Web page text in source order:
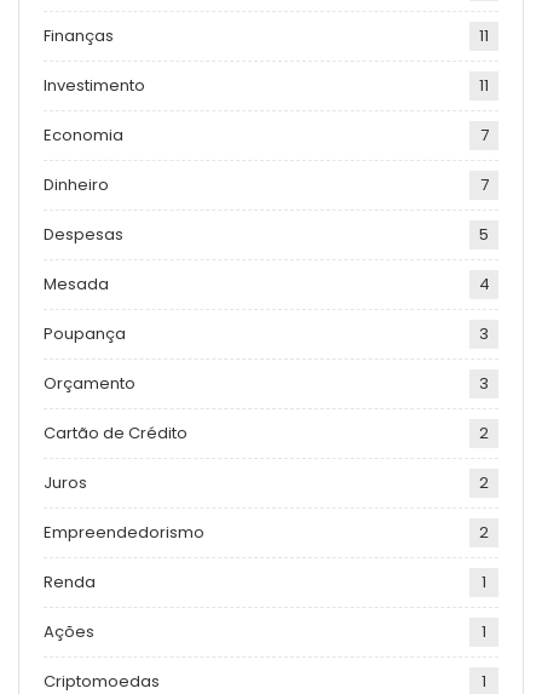
Finanças 11
Investimento 11
Economia 7
Dinheiro 7
Despesas 5
Mesada 4
Poupança 3
Orçamento 3
Cartão de Crédito 2
Juros 2
Empreendedorismo 2
Renda 1
Ações 1
Criptomoedas 1